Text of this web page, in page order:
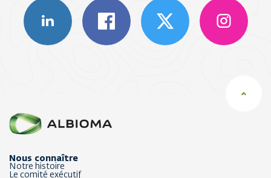
Nous connaître
Notre histoire
Le comité exécutif